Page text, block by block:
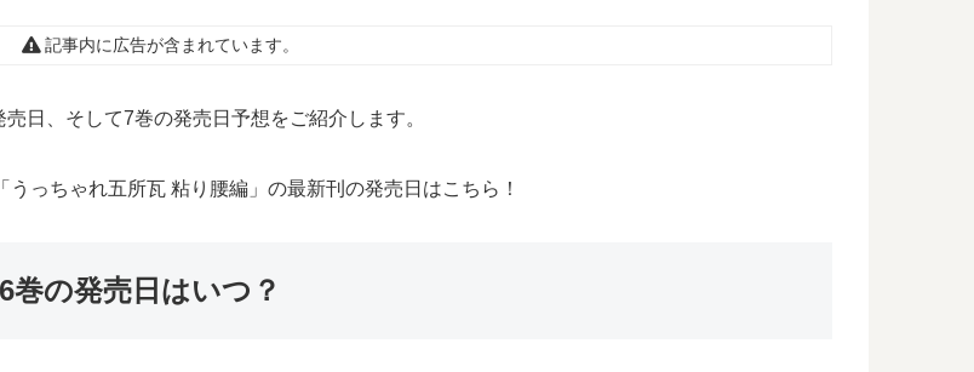
記事内に広告が含まれています。
日、そして7巻の発売日予想をご紹介します。
っちゃれ五所瓦 粘り腰編」の最新刊の発売日はこちら！
の発売日はいつ？